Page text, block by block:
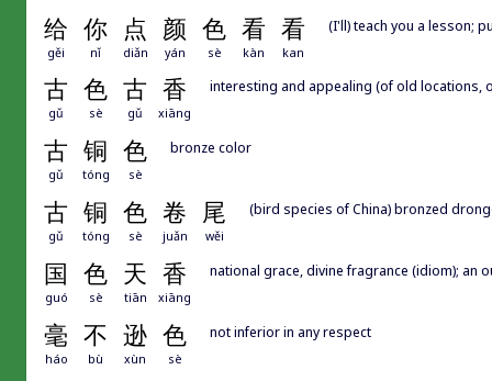
给 你 点 颜 色 看 看
gěi nǐ diǎn yán sè kàn kan
(I'll) teach you a lesson;
古 色 古 香
gǔ sè gǔ xiāng
interesting and appealing (of old locations,
古 铜 色
gǔ tóng sè
bronze color
古 铜 色 卷 尾
gǔ tóng sè juǎn wěi
(bird species of China) bronzed
国 色 天 香
guó sè tiān xiāng
national grace, divine fragrance (idiom); an
毫 不 逊 色
háo bù xùn sè
not inferior in any respect